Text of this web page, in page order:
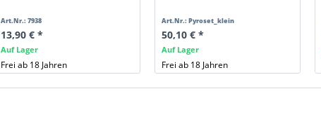
Art.Nr.: 7938
13,90 € *
Auf Lager
Frei ab 18 Jahren
Art.Nr.: Pyroset_klein
50,10 € *
Auf Lager
Frei ab 18 Jahren